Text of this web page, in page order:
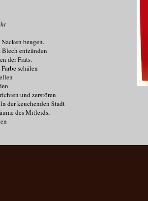
beugen.
Blech entzünden
der Fiats.
schälen
und zerstören
der keuchenden Stadt
des Mitleids,